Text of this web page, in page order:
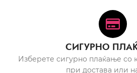
СИГУРНО
Изберете сигурно плаќање со
при достава или